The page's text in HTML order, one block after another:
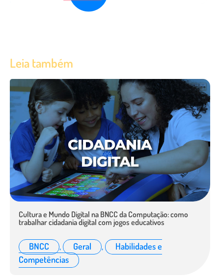
Leia também
Cultura e Mundo Digital na BNCC da Computação: como
trabalhar cidadania digital com jogos educativos
BNCC , Geral ,
Habilidades e
Competências